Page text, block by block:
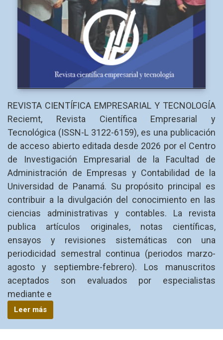
REVISTA CIENTÍFICA EMPRESARIAL Y TECNOLOGÍA
Reciemt, Revista Científica Empresarial y
Tecnológica (ISSN-L 3122-6159), es una publicación
de acceso abierto editada desde 2026 por el Centro
de Investigación Empresarial de la Facultad de
Administración de Empresas y Contabilidad de la
Universidad de Panamá. Su propósito principal es
contribuir a la divulgación del conocimiento en las
ciencias administrativas y contables. La revista
publica artículos originales, notas científicas,
ensayos y revisiones sistemáticas con una
periodicidad semestral continua (periodos marzo-
agosto y septiembre-febrero). Los manuscritos
aceptados son evaluados por especialistas
mediante e
Leer más